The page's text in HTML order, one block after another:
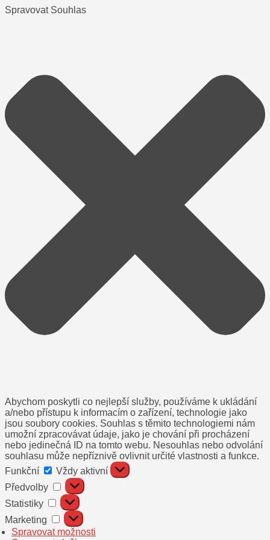
Spravovat Souhlas
Abychom poskytli co nejlepší služby, používáme k ukládání
a/nebo přístupu k informacím o zařízení, technologie jako
jsou soubory cookies. Souhlas s těmito technologiemi nám
umožní zpracovávat údaje, jako je chování při procházení
nebo jedinečná ID na tomto webu. Nesouhlas nebo odvolání
souhlasu může nepříznivě ovlivnit určité vlastnosti a funkce.
Funkční
Funkční
Vždy aktivní
Předvolby
Předvolby
Statistiky Statistiky
Marketing
Marketing
Spravovat možnosti